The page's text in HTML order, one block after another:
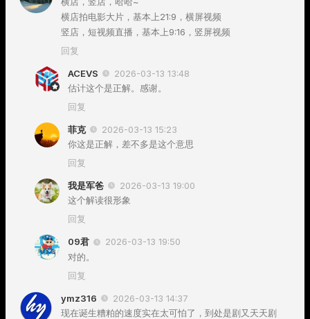
横店拍电影大片，基本上21:9，横屏视频
竖店，短视频直播，基本上9:16，竖屏视频
回复
ACEVS
2026-03-13 13:48
估计这个是正解。感谢。
回复
菲克
2026-03-13 15:23
你这是正解，差不多是这个意思
回复
我是军爸
2026-03-13 19:00
这个解读很形象
回复
09君
2026-03-13 19:50
对的。
回复
ymz316
2026-03-13 14:37
现在诞生糟粕的速度实在太可怕了，到处是剧又天天剧